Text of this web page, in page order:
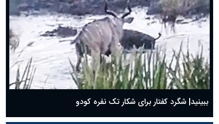
ببینید| شگرد کفتار برای شکار تک نفره کودو